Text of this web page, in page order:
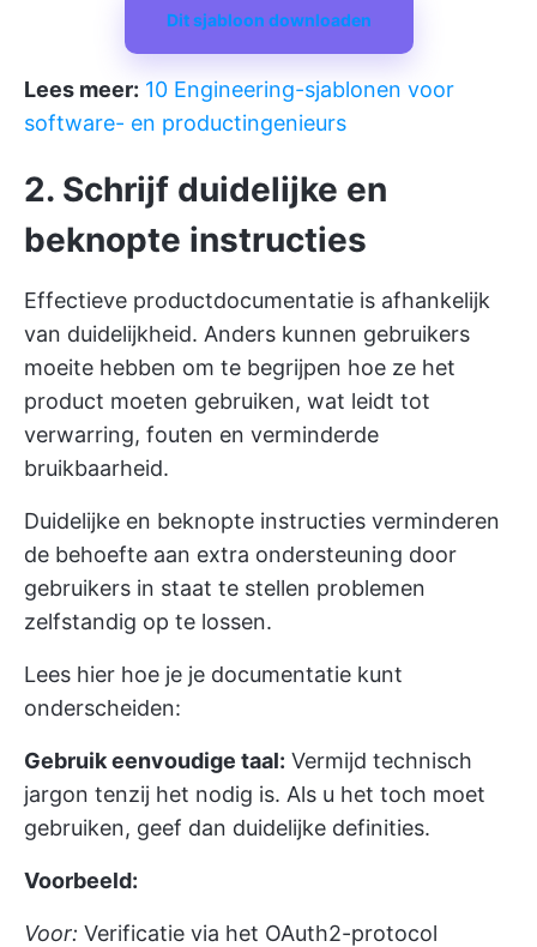
Dit sjabloon downloaden
Lees meer: 10 Engineering-sjablonen voor
software- en productingenieurs
2. Schrijf duidelijke en
beknopte instructies
Effectieve productdocumentatie is afhankelijk
van duidelijkheid. Anders kunnen gebruikers
moeite hebben om te begrijpen hoe ze het
product moeten gebruiken, wat leidt tot
verwarring, fouten en verminderde
bruikbaarheid.
Duidelijke en beknopte instructies verminderen
de behoefte aan extra ondersteuning door
gebruikers in staat te stellen problemen
zelfstandig op te lossen.
Lees hier hoe je je documentatie kunt
onderscheiden:
Gebruik eenvoudige taal: Vermijd technisch
jargon tenzij het nodig is. Als u het toch moet
gebruiken, geef dan duidelijke definities.
Voorbeeld:
Voor: Verificatie via het OAuth2-protocol